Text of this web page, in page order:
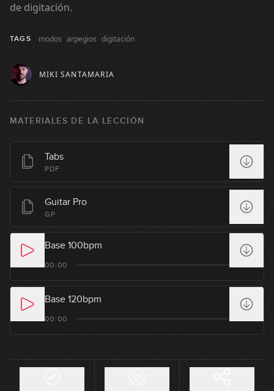
de digitación.
TAGS modos arpegios digitación
MIKI SANTAMARIA
MATERIALES DE LA LECCIÓN
Tabs
PDF
Guitar Pro
GP
Base 100bpm
00:00
Base 120bpm
00:00
12:39
#159 - Aproximaciones Cromáticas
08:36
#161 - Tumbao en Ebm
08:58
#162 - Groove con Notas Mudas en
08:50
#164 - Riff Metalero con púa en Em
#165 - Punk Rock con púa en Em